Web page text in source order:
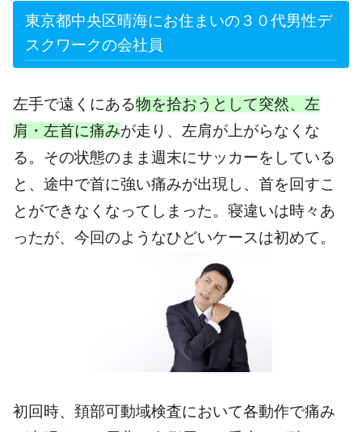
東京都中央区晴海にお住まいの３０代男性デ
スクワークの会社員
左手で遠くにある物を拾おうとして突然、左
肩・左首に痛みが走り、左肩が上がらなくな
る。その状態のまま週末にサッカーをしている
と、途中で首に強い痛みが出現し、首を回すこ
とができなくなってしまった。寝違いは時々あ
ったが、今回のようなひどいケースは初めて。
初回時、頚部可動域検査において各動作で痛み